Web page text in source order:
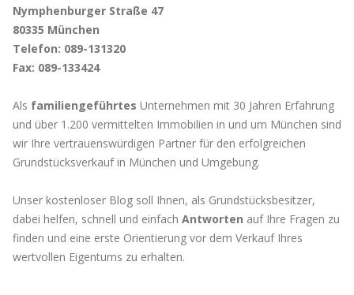
Nymphenburger Straße 47
80335 München
Telefon: 089-131320
Fax: 089-133424
Als familiengeführtes Unternehmen mit 30 Jahren Erfahrung
und über 1.200 vermittelten Immobilien in und um München sind
wir Ihre vertrauenswürdigen Partner für den erfolgreichen
Grundstücksverkauf in München und Umgebung.
Unser kostenloser Blog soll Ihnen, als Grundstücksbesitzer,
dabei helfen, schnell und einfach Antworten auf Ihre Fragen zu
finden und eine erste Orientierung vor dem Verkauf Ihres
wertvollen Eigentums zu erhalten.